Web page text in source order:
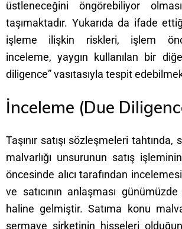
üstleneceğini öngörebiliyor
taşımaktadır. Yukarıda da ifade
işleme ilişkin riskleri, işlem
inceleme, yaygın kullanılan bir
diligence” vasıtasıyla tespit
İnceleme (Due
Taşınır satışı sözleşmeleri tahtında,
malvarlığı unsurunun satış
öncesinde alıcı tarafından
ve satıcının anlaşması
haline gelmiştir. Satıma konu
sermaye şirketinin hisseleri